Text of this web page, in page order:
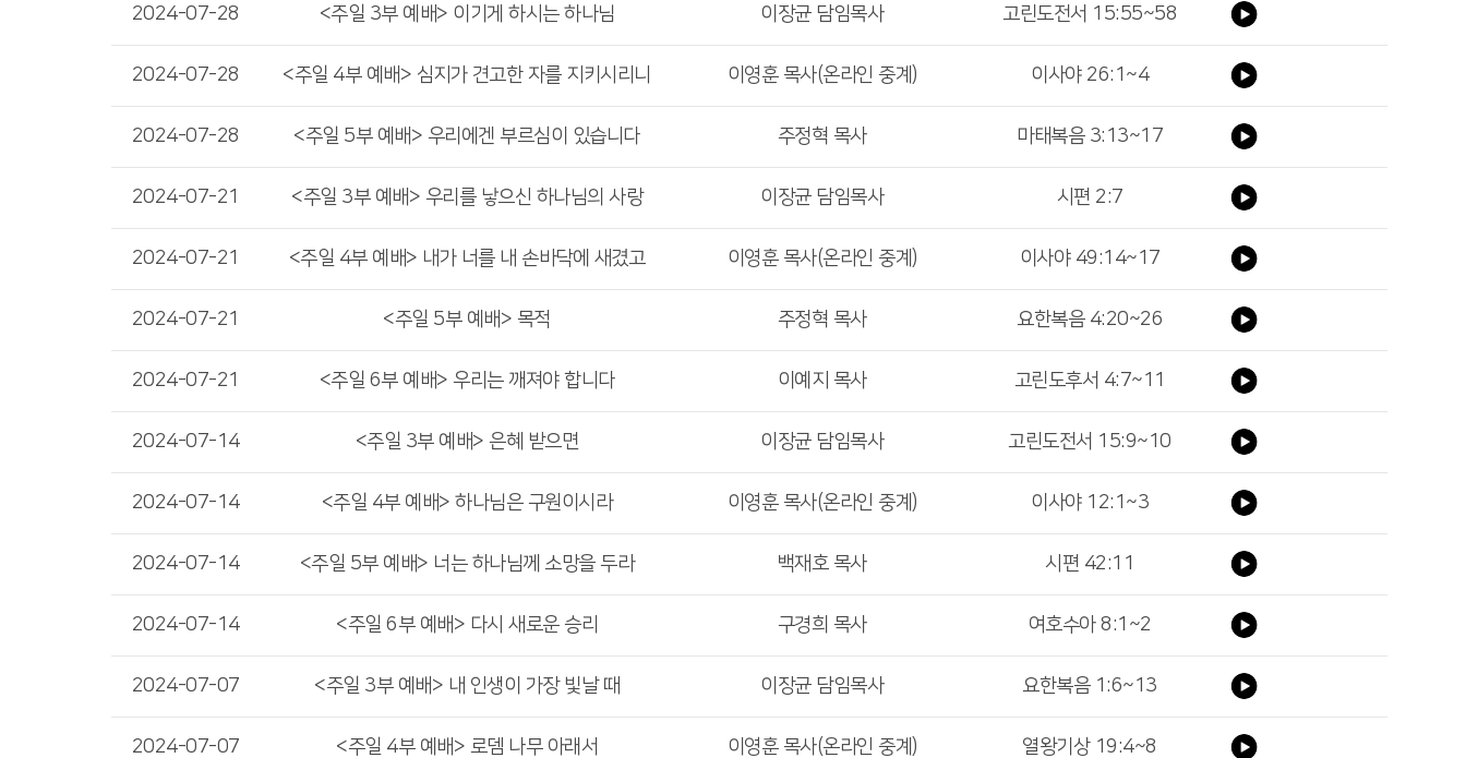
2024-07-28 <주일 3부 예배> 이기게 하시는 하나님 이장균 담임목사 고린도전서 15:55~58
2024-07-28 <주일 4부 예배> 심지가 견고한 자를 지키시리니 이영훈 목사(온라인 중계) 이사야 26:1~4
2024-07-28 <주일 5부 예배> 우리에겐 부르심이 있습니다 주정혁 목사 마태복음 3:13~17
2024-07-21 <주일 3부 예배> 우리를 낳으신 하나님의 사랑 이장균 담임목사 시편 2:7
2024-07-21 <주일 4부 예배> 내가 너를 내 손바닥에 새겼고 이영훈 목사(온라인 중계) 이사야 49:14~17
2024-07-21 <주일 5부 예배> 목적 주정혁 목사 요한복음 4:20~26
2024-07-21 <주일 6부 예배> 우리는 깨져야 합니다 이예지 목사 고린도후서 4:7~11
2024-07-14 <주일 3부 예배> 은혜 받으면 이장균 담임목사 고린도전서 15:9~10
2024-07-14 <주일 4부 예배> 하나님은 구원이시라 이영훈 목사(온라인 중계) 이사야 12:1~3
2024-07-14 <주일 5부 예배> 너는 하나님께 소망을 두라 백재호 목사 시편 42:11
2024-07-14 <주일 6부 예배> 다시 새로운 승리 구경희 목사 여호수아 8:1~2
2024-07-07 <주일 3부 예배> 내 인생이 가장 빛날 때 이장균 담임목사 요한복음 1:6~13
2024-07-07 <주일 4부 예배> 로뎀 나무 아래서 이영훈 목사(온라인 중계) 열왕기상 19:4~8